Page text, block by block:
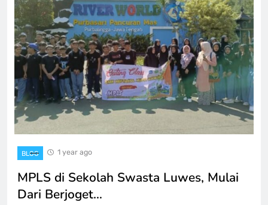
BLOG 1 year ago
MPLS di Sekolah Swasta Luwes, Mulai
Dari Berjoget…